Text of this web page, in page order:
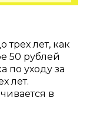
трех лет, как
50 рублей
по уходу за
лет.
в